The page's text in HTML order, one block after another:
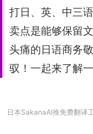
打日、英、中三
卖点是能够保留
头痛的日语商务
驭！一起来了解一
日本SakanaAI推免费翻译